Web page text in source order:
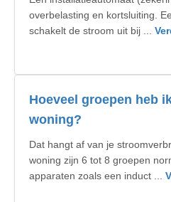
overbelasting en kortsluiting.
schakelt de stroom uit bij ...
Hoeveel groepen heb
woning?
Dat hangt af van je
woning zijn 6 tot 8 groepen
apparaten zoals een induct ...